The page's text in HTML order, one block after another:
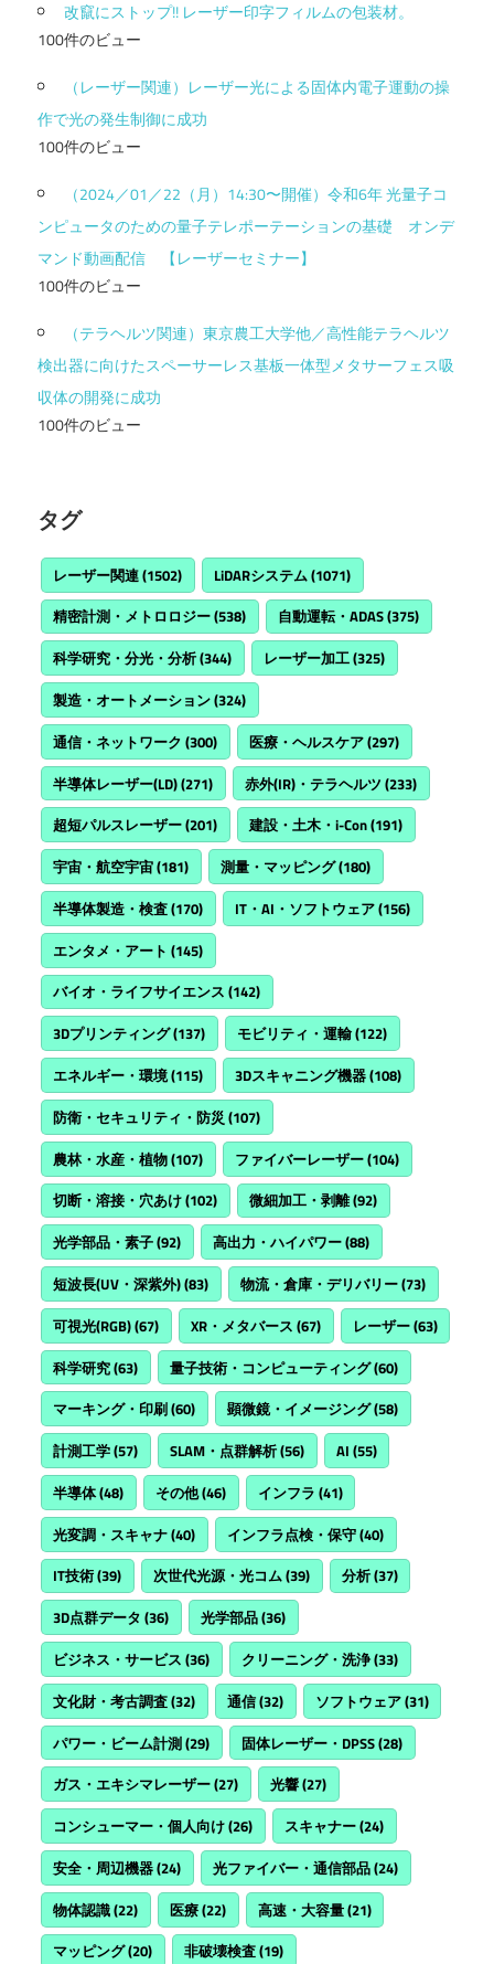
改竄にストップ!! レーザー印字フィルムの包装材。
100件のビュー
（レーザー関連）レーザー光による固体内電子運動の操
作で光の発生制御に成功
100件のビュー
（2024／01／22（月）14:30〜開催）令和6年 光量子コ
ンピュータのための量子テレポーテーションの基礎 オンデ
マンド動画配信 【レーザーセミナー】
100件のビュー
（テラヘルツ関連）東京農工大学他／高性能テラヘルツ
検出器に向けたスペーサーレス基板一体型メタサーフェス吸
収体の開発に成功
100件のビュー
タグ
レーザー関連(1502) LiDARシステム(1071)
精密計測・メトロロジー(538) 自動運転・ADAS(375)
科学研究・分光・分析(344) レーザー加工(325)
製造・オートメーション(324)
通信・ネットワーク (300) 医療・ヘルスケア(297)
半導体レーザー(LD)(271) 赤外(IR)・テラヘルツ (233)
超短パルスレーザー(201) 建設・土木・i-Con(191)
宇宙・航空宇宙(181) 測量・マッピング(180)
半導体製造・検査(170) IT・AI・ソフトウェア(156)
エンタメ・アート (145)
バイオ・ライフサイエンス (142)
3Dプリンティング(137) モビリティ・運輸(122)
エネルギー・環境(115) 3Dスキャニング機器(108)
防衛・セキュリティ・防災 (107)
農林・水産・植物(107) ファイバーレーザー(104)
切断・溶接・穴あけ(102) 微細加工・剥離(92)
光学部品・素子(92) 高出力・ハイパワー(88)
短波長(UV・深紫外)(83) 物流・倉庫・デリバリー(73)
可視光(RGB)(67) XR・メタバース (67) レーザー(63)
科学研究(63) 量子技術・コンピューティング(60)
マーキング・印刷(60) 顕微鏡・イメージング(58)
計測工学(57) SLAM・点群解析(56) AI (55)
半導体(48) その他(46) インフラ (41)
光変調・スキャナ(40) インフラ点検・保守(40)
IT技術(39) 次世代光源・光コム(39) 分析(37)
3D点群データ (36) 光学部品(36)
ビジネス・サービス (36) クリーニング・洗浄(33)
文化財・考古調査(32) 通信(32) ソフトウェア(31)
パワー・ビーム計測(29) 固体レーザー・DPSS(28)
ガス・エキシマレーザー(27) 光響(27)
コンシューマー・個人向け(26) スキャナー(24)
安全・周辺機器(24) 光ファイバー・通信部品(24)
物体認識(22) 医療(22) 高速・大容量(21)
マッピング(20) 非破壊検査(19)